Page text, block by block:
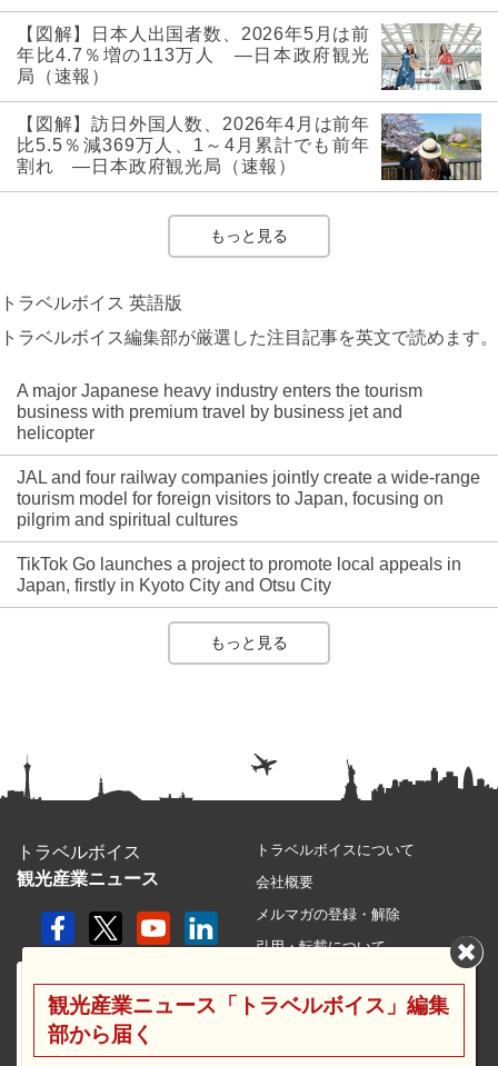
【図解】日本人出国者数、2026年5月は前
年比4.7％増の113万人 ―日本政府観光
局（速報）
【図解】訪日外国人数、2026年4月は前年
比5.5％減369万人、1～4月累計でも前年
割れ ―日本政府観光局（速報）
もっと見る
トラベルボイス 英語版
トラベルボイス編集部が厳選した注目記事を英文で読めます。
A major Japanese heavy industry enters the tourism
business with premium travel by business jet and
helicopter
JAL and four railway companies jointly create a wide-range
tourism model for foreign visitors to Japan, focusing on
pilgrim and spiritual cultures
TikTok Go launches a project to promote local appeals in
Japan, firstly in Kyoto City and Otsu City
もっと見る
トラベルボイス
観光産業ニュース
トラベルボイスについて
会社概要
メルマガの登録・解除
引用・転載について
利用規約
観光産業ニュース「トラベルボイス」編集
部から届く